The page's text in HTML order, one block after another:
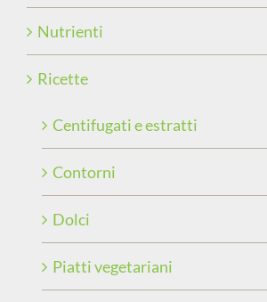
Nutrienti
Ricette
Centifugati e estratti
Contorni
Dolci
Piatti vegetariani